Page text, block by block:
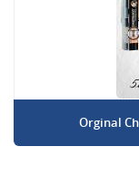
Orginal